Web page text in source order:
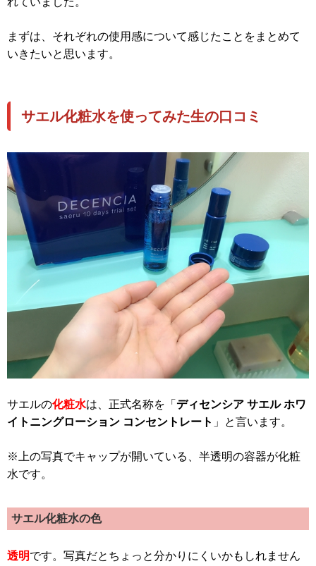
まずは、それぞれの使用感について感じたことをまとめて
いきたいと思います。
サエル化粧水を使ってみた生の口コミ
サエルの化粧水は、正式名称を「 ディセンシア サエル ホワ
イトニングローション コンセントレート 」と言います。
※上の写真でキャップが開いている、半透明の容器が化粧
水です。
サエル化粧水の色
透明です。写真だとちょっと分かりにくいかもしれません